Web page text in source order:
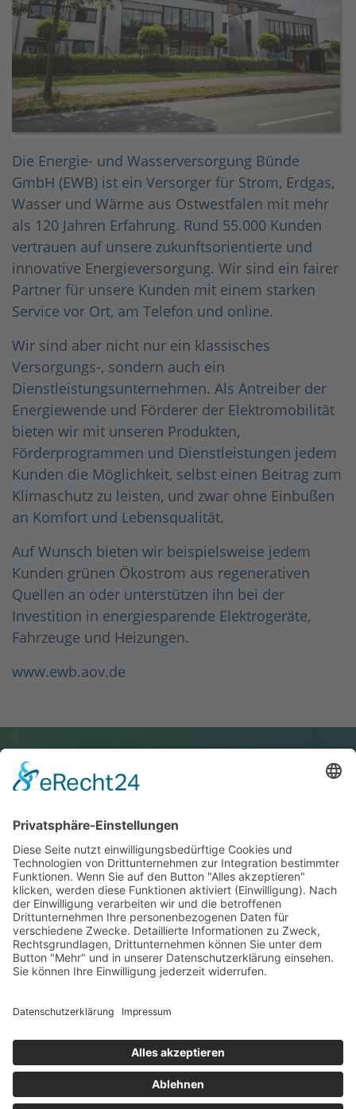
Die Energie- und Wasserversorgung Bünde
GmbH (EWB) ist ein Versorger für Strom, Erdgas,
Wasser und Wärme aus Ostwestfalen mit mehr
als 120 Jahren Erfahrung. Rund 55.000 Kunden
vertrauen auf unsere zukunftsorientierte und
innovative Energieversorgung. Wir sind ein fairer
Partner für unsere Kunden mit einem starken
Service vor Ort, am Telefon und online.
Wir sind aber nicht nur ein klassisches
Versorgungs-, sondern auch ein
Dienstleistungsunternehmen. Als Antreiber der
Energiewende und Förderer der Elektromobilität
bieten wir mit unseren Produkten,
Förderprogrammen und Dienstleistungen jedem
Kunden die Möglichkeit, selbst einen Beitrag zum
Klimaschutz zu leisten, und zwar ohne Einbußen
an Komfort und Lebensqualität.
Auf Wunsch bieten wir beispielsweise jedem
Kunden grünen Ökostrom aus regenerativen
Quellen an oder unterstützen ihn bei der
Investition in energiesparende Elektrogeräte,
Fahrzeuge und Heizungen.
www.ewb.aov.de
Service-Telefon
05223 967116
Wärme-ProfiPlus-System
Osnabrücker Str. 205
info@waerme-profi-plus.de
Datenschutzhinweise|Impressum
Barrierefreiheitserklärung|Cookie-Einstellungen
© 2026 Energie- und Wasserversorgung Bünde